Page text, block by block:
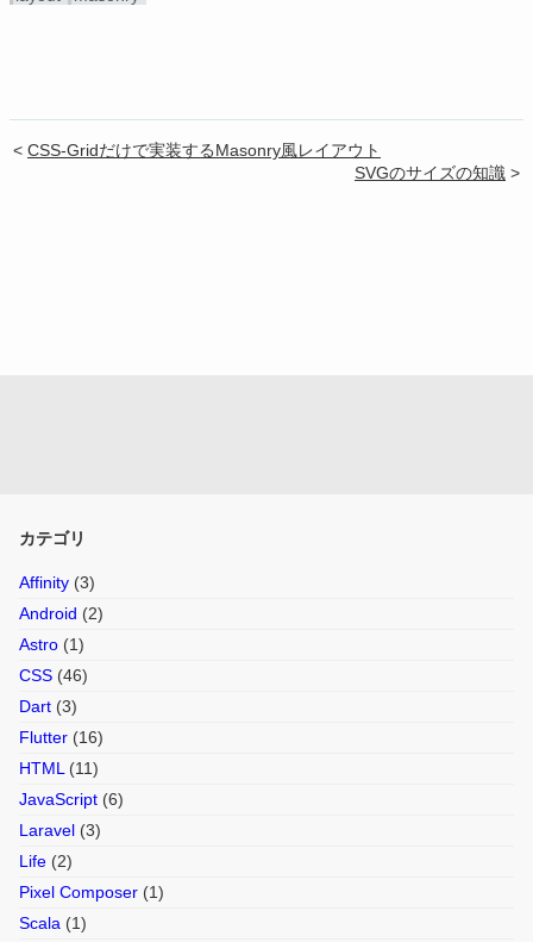
< CSS-Gridだけで実装するMasonry風レイアウト
SVGのサイズの知識 >
カテゴリ
Affinity (3)
Android (2)
Astro (1)
CSS (46)
Dart (3)
Flutter (16)
HTML (11)
JavaScript (6)
Laravel (3)
Life (2)
Pixel Composer (1)
Scala (1)